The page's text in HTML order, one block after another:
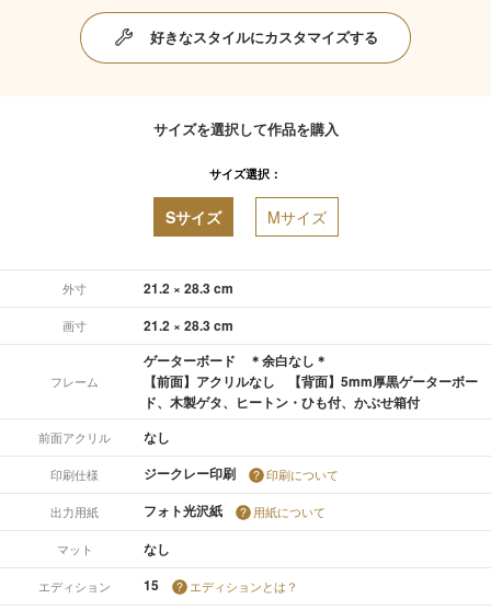
好きなスタイルにカスタマイズする
サイズを選択して作品を購入
サイズ選択：
Sサイズ Mサイズ
外寸 21.2 × 28.3 cm
画寸 21.2 × 28.3 cm
フレーム
ゲーターボード ＊余白なし＊
【前面】アクリルなし 【背面】5mm厚黒ゲーターボー
ド、木製ゲタ、ヒートン・ひも付、かぶせ箱付
前面アクリル なし
印刷仕様 ジークレー印刷 印刷について
出力用紙 フォト光沢紙 用紙について
マット なし
エディション 15 エディションとは？